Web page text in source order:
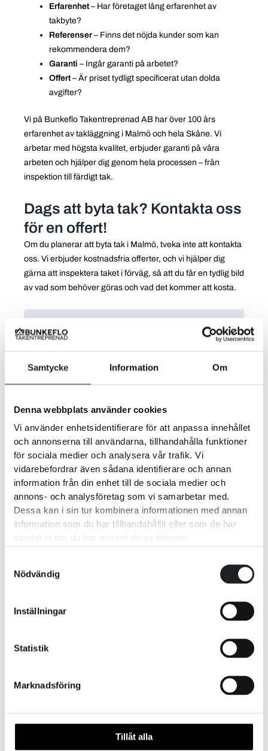
Samtycke Information Om
Denna webbplats använder cookies
Vi använder enhetsidentifierare för att anpassa innehållet
och annonserna till användarna, tillhandahålla funktioner
för sociala medier och analysera vår trafik. Vi
vidarebefordrar även sådana identifierare och annan
information från din enhet till de sociala medier och
annons- och analysföretag som vi samarbetar med.
Dessa kan i sin tur kombinera informationen med annan
information som du har tillhandahållit eller som de har
samlat in när du har använt deras tjänster.
Nödvändig
Inställningar
Statistik
Marknadsföring
Tillåt alla
Erfarenhet – Har företaget lång erfarenhet av
takbyte?
Referenser – Finns det nöjda kunder som kan
rekommendera dem?
Garanti – Ingår garanti på arbetet?
Offert – Är priset tydligt specificerat utan dolda
avgifter?
Vi på Bunkeflo Takentreprenad AB har över 100 års
erfarenhet av takläggning i Malmö och hela Skåne. Vi
arbetar med högsta kvalitet, erbjuder garanti på våra
arbeten och hjälper dig genom hela processen – från
inspektion till färdigt tak.
Dags att byta tak? Kontakta oss
för en offert!
Om du planerar att byta tak i Malmö, tveka inte att kontakta
oss. Vi erbjuder kostnadsfria offerter, och vi hjälper dig
gärna att inspektera taket i förväg, så att du får en tydlig bild
av vad som behöver göras och vad det kommer att kosta.
Daniel Malmberg
takbranschen har Daniel etablerat sig som en av
regionens mest pålitliga takentreprenörer. Han är
från renovering och omläggning till moderna tätskikt
och plåtarbeten.
Daniel driver Bunkeflo Takentreprenad AB med ett
tydligt mål: att leverera hållbara, säkra och estetiskt
tilltalande taklösningar som står emot både tid och
väder. Hans styrka ligger i kombinationen av praktisk
erfarenhet, teknisk kompetens och ett genuint
engagemang för kundernas trygghet.
yrkesskicklighet, pålitlighet och ärlighet –
Hitta fler artiklar
Vad kostar takrenovering 2026?